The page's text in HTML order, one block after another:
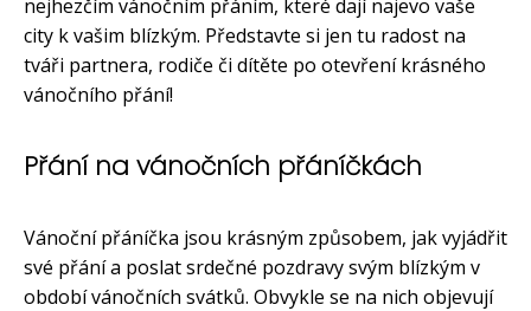
nejhezčím vánočním přáním, které dají najevo vaše
city k vašim blízkým. Představte si jen tu radost na
tváři partnera, rodiče či dítěte po otevření krásného
vánočního přání!
Přání na vánočních přáníčkách
Vánoční přáníčka jsou krásným způsobem, jak vyjádřit
své přání a poslat srdečné pozdravy svým blízkým v
období vánočních svátků. Obvykle se na nich objevují